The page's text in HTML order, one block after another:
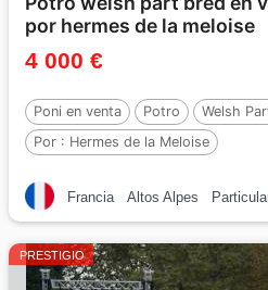
por hermes de la meloise
4 000 €
Poni en venta Potro Welsh
Por : Hermes de la Meloise
Francia Altos Alpes
PRESTIGIO